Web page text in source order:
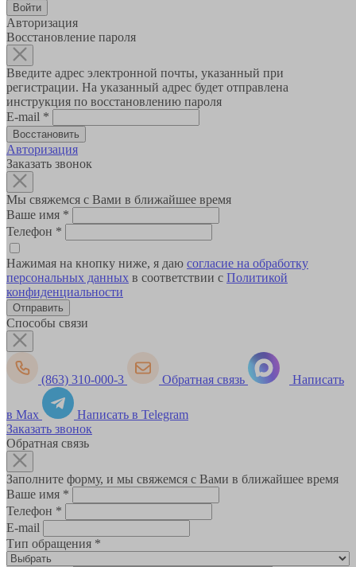
Авторизация
Восстановление пароля
Введите адрес электронной почты, указанный при
регистрации. На указанный адрес будет отправлена
инструкция по восстановлению пароля
E-mail *
Авторизация
Заказать звонок
Мы свяжемся с Вами в ближайшее время
Ваше имя *
Телефон *
Нажимая на кнопку ниже, я даю согласие на обработку
персональных данных в соответствии с Политикой
конфиденциальности
Способы связи
(863) 310-000-3 Обратная связь Написать
в Max
Написать в Telegram
Заказать звонок
Обратная связь
Заполните форму, и мы свяжемся с Вами в ближайшее время
Ваше имя *
Телефон *
E-mail
Тип обращения *